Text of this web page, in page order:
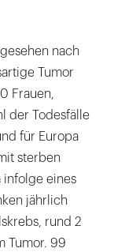
nach
Tumor
Frauen,
der Todesfälle
für Europa
sterben
infolge eines
jährlich
rund 2
Tumor. 99